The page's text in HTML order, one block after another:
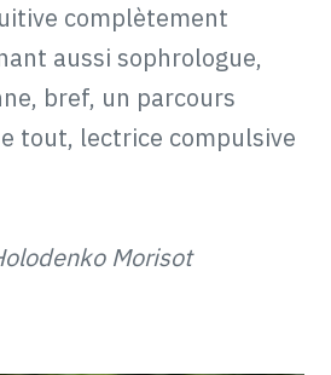
complètement
aussi sophrologue,
bref, un parcours
tout, lectrice compulsive
Morisot